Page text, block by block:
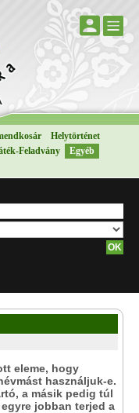
Helytörténet
Feladvány
Egyéb
eleme, hogy
használjuk-e.
a másik pedig túl
jobban terjed a